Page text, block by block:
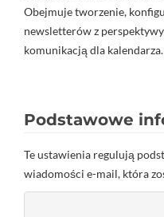
Obejmuje tworzenie,
newsletterów z
komunikacją dla kalendarza.
Podstawowe
Te ustawienia regulują
wiadomości e-mail, która